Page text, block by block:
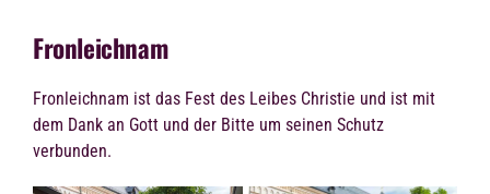
Fronleichnam
Fronleichnam ist das Fest des Leibes Christie und ist mit
dem Dank an Gott und der Bitte um seinen Schutz
verbunden.